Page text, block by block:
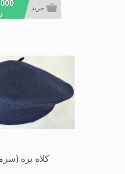
پوش جنس
خوش فرمی ازدیگر
خرید
کلاه بره